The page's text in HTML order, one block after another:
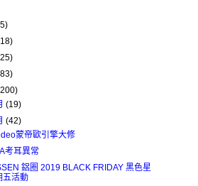
(19)
(42)
蒙帝歐引擎大修
考耳異常
鋁圈 2019 BLACK FRIDAY 黑色星
五活動